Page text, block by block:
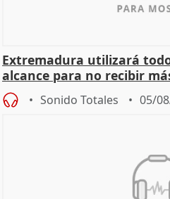
Extremadura utilizará
alcance para no recibir
Sonido Totales 05/